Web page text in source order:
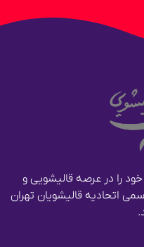
سال ۱۳۸۹ فعالیت خود را در عرصه قالیشویی و
اتحادیه قالیشویان تهران